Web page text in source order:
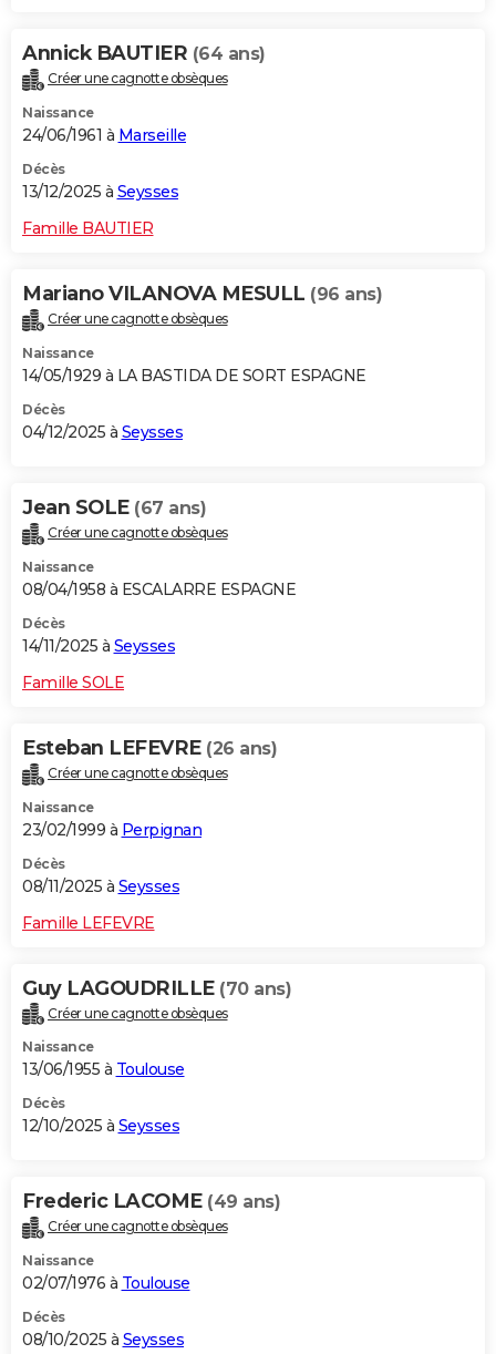
Annick BAUTIER (64 ans)
Créer une cagnotte obsèques
Naissance
24/06/1961 à Marseille
Décès
13/12/2025 à Seysses
Famille BAUTIER
Mariano VILANOVA MESULL (96 ans)
Créer une cagnotte obsèques
Naissance
14/05/1929 à LA BASTIDA DE SORT ESPAGNE
Décès
04/12/2025 à Seysses
Jean SOLE (67 ans)
Créer une cagnotte obsèques
Naissance
08/04/1958 à ESCALARRE ESPAGNE
Décès
14/11/2025 à Seysses
Famille SOLE
Esteban LEFEVRE (26 ans)
Créer une cagnotte obsèques
Naissance
23/02/1999 à Perpignan
Décès
08/11/2025 à Seysses
Famille LEFEVRE
Guy LAGOUDRILLE (70 ans)
Créer une cagnotte obsèques
Naissance
13/06/1955 à Toulouse
Décès
12/10/2025 à Seysses
Frederic LACOME (49 ans)
Créer une cagnotte obsèques
Naissance
02/07/1976 à Toulouse
Décès
08/10/2025 à Seysses